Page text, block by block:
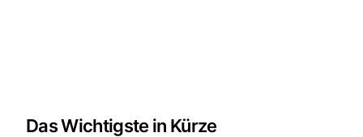
Das Wichtigste in Kürze